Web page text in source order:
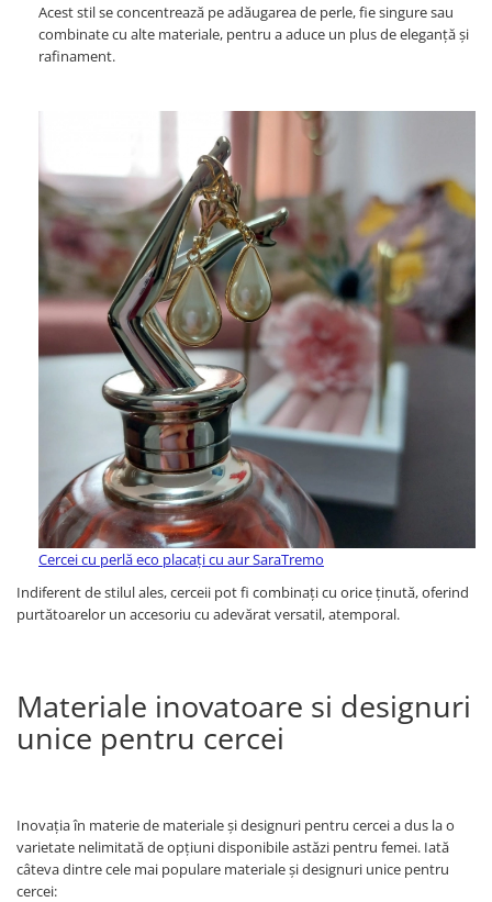
Acest stil se concentrează pe adăugarea de perle, fie singure sau
combinate cu alte materiale, pentru a aduce un plus de eleganță și
rafinament.
Cercei cu perlă eco placați cu aur SaraTremo
Indiferent de stilul ales, cerceii pot fi combinați cu orice ținută, oferind
purtătoarelor un accesoriu cu adevărat versatil, atemporal.
Materiale inovatoare si designuri
unice pentru cercei
Inovația în materie de materiale și designuri pentru cercei a dus la o
varietate nelimitată de opțiuni disponibile astăzi pentru femei. Iată
câteva dintre cele mai populare materiale și designuri unice pentru
cercei: